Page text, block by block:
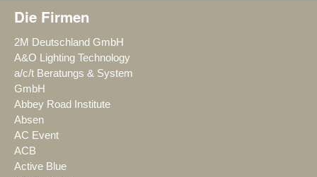
Die Firmen
2M Deutschland GmbH
A&O Lighting Technology
a/c/t Beratungs & System
GmbH
Abbey Road Institute
Absen
AC Event
ACB
Active Blue